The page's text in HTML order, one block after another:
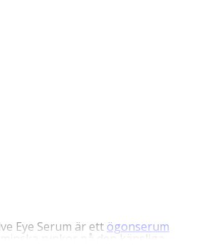
Eye Serum är ett ögonserum
rynkor på den känsliga